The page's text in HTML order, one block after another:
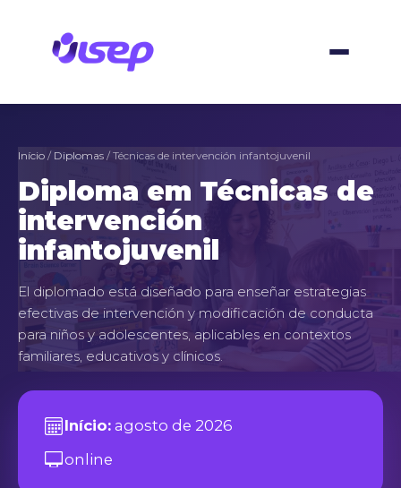
Início / Diplomas / Técnicas de intervención infantojuvenil
Diploma em Técnicas de
intervención
infantojuvenil
El diplomado está diseñado para enseñar estrategias
efectivas de intervención y modificación de conducta
para niños y adolescentes, aplicables en contextos
familiares, educativos y clínicos.
Início: agosto de 2026
online